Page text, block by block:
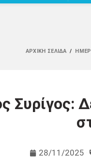
ΑΡΧΙΚΉ ΣΕΛΊΔΑ /
Συρίγος:
28/11/2025